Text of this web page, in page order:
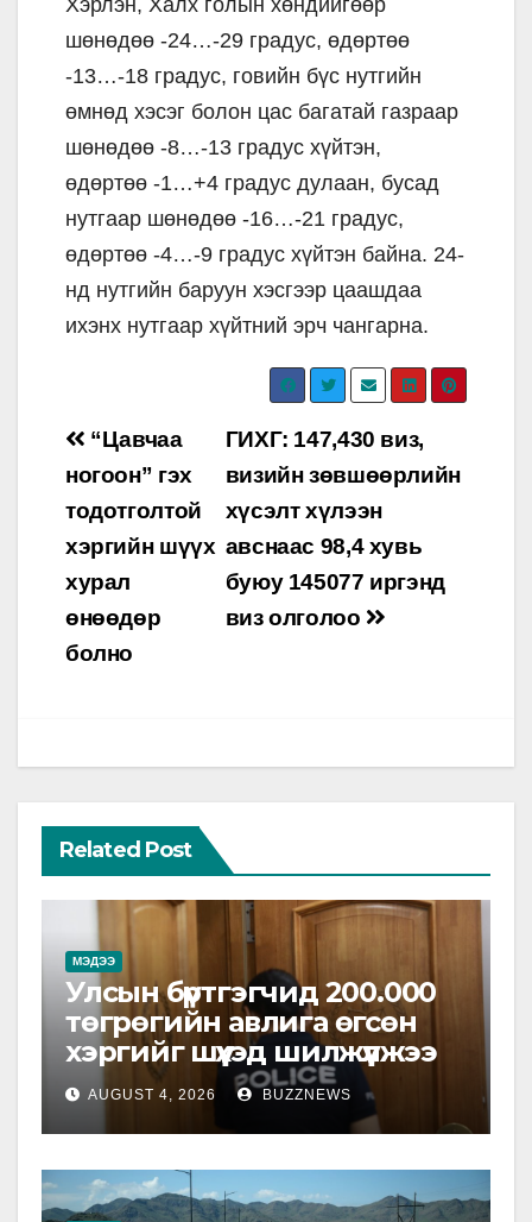
шөнөдөө -24…-29 градус, өдөртөө
-13…-18 градус, говийн бүс нутгийн
өмнөд хэсэг болон цас багатай газраар
шөнөдөө -8…-13 градус хүйтэн,
өдөртөө -1…+4 градус дулаан, бусад
нутгаар шөнөдөө -16…-21 градус,
өдөртөө -4…-9 градус хүйтэн байна. 24-
нд нутгийн баруун хэсгээр цаашдаа
ихэнх нутгаар хүйтний эрч чангарна.
Post
navigation
ГИХГ: 147,430 виз,
визийн зөвшөөрлийн
хүсэлт хүлээн
авснаас 98,4 хувь
буюу 145077 иргэнд
виз олголоо
“Цавчаа
ногоон” гэх
тодотголтой
хэргийн шүүх
хурал
өнөөдөр
болно
Related Post
МЭДЭЭ
Улсын бүртгэгчид 200.000
төгрөгийн авлига өгсөн
хэргийг шүүхэд шилжүүлжээ
AUGUST 4, 2026 BUZZNEWS